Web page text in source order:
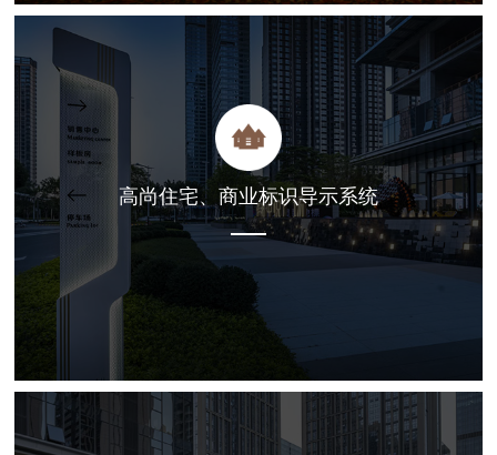
高尚住宅、商业标识导示系统